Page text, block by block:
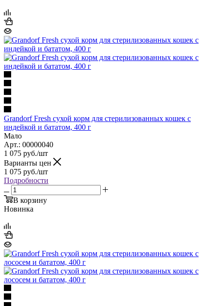
Grandorf Fresh сухой корм для стерилизованных кошек с
индейкой и бататом, 400 г
Мало
Арт.: 00000040
1 075 руб./шт
Варианты цен
1 075 руб./шт
Подробности
В корзину
Новинка